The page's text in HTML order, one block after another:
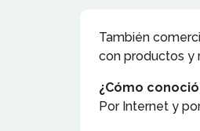
También
con productos y
¿Cómo
Por Internet y